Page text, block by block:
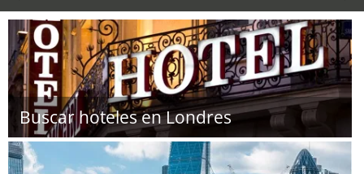
Buscar hoteles en Londres